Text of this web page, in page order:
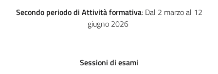
Secondo periodo di Attività formativa: Dal 2 marzo al 12
giugno 2026
Sessioni di esami